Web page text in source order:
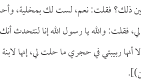
ذلك؟ فقلت: نعم، لست لك بمخلية،
فقلت: والله يا رسول الله إنا لنتحدث
أنها ربيبتي في حجري ما حلت لي، إنها